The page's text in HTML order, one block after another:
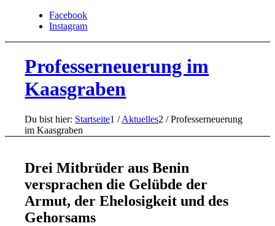
Facebook
Instagram
Professerneuerung im
Kaasgraben
Du bist hier: Startseite1 / Aktuelles2 / Professerneuerung
im Kaasgraben
Drei Mitbrüder aus Benin
versprachen die Gelübde der
Armut, der Ehelosigkeit und des
Gehorsams